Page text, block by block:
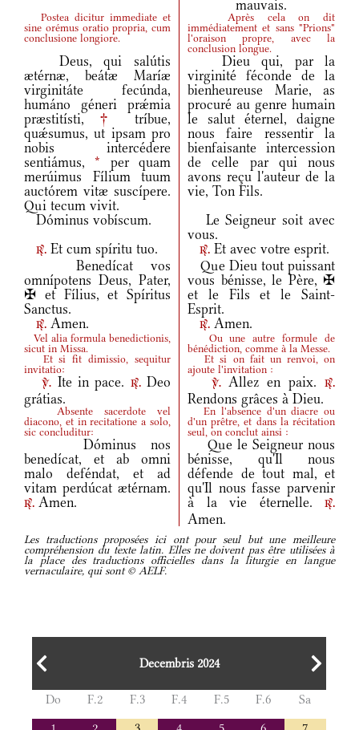
mauvais.
Postea dicitur immediate et
sine orémus oratio propria, cum
conclusione longiore.
Après cela on dit
immédiatement et sans "Prions"
l'oraison propre, avec la
conclusion longue.
Deus, qui salútis
ætérnæ, beátæ Maríæ
virginitáte fecúnda,
humáno géneri prǽmia
præstitísti, †
tríbue,
quǽsumus, ut ipsam pro
nobis intercédere
sentiámus,* per quam
merúimus Fílium tuum
auctórem vitæ suscípere.
Qui tecum vivit.
Dieu qui, par la
virginité féconde de la
bienheureuse Marie, as
procuré au genre humain
le salut éternel, daigne
nous faire ressentir la
bienfaisante intercession
de celle par qui nous
avons reçu l'auteur de la
vie, Ton Fils.
Dóminus vobíscum.
Le Seigneur soit avec
vous.
r. Et cum spíritu tuo. r. Et avec votre esprit.
Benedícat vos
omnípotens Deus, Pater,
✠ et Fílius, et Spíritus
Sanctus.
Que Dieu tout puissant
vous bénisse, le Père, ✠
et le Fils et le Saint-
Esprit.
r. Amen. r. Amen.
Vel alia formula benedictionis,
sicut in Missa.
Ou une autre formule de
bénédiction, comme à la Messe.
Et si fit dimissio, sequitur
invitatio:
Et si on fait un renvoi, on
ajoute l'invitation :
v. Ite in pace. r.Deo
grátias.
v.Allez en paix.r.
Rendons grâces à Dieu.
Absente sacerdote vel
diacono, et in recitatione a solo,
sic concluditur:
En l'absence d'un diacre ou
d'un prêtre, et dans la récitation
seul, on conclut ainsi :
Dóminus nos
benedícat, et ab omni
malo deféndat, et ad
vitam perdúcat ætérnam.
r. Amen.
Que le Seigneur nous
bénisse, qu'Il nous
défende de tout mal, et
qu'Il nous fasse parvenir
à la vie éternelle.
r.
Amen.
Les traductions proposées ici ont pour seul but une meilleure
compréhension du texte latin. Elles ne doivent pas être utilisées à
la place des traductions officielles dans la liturgie en langue
vernaculaire, qui sont © AELF.
Decembris 2024
Do F.2 F.3 F.4 F.5 F.6
Sa